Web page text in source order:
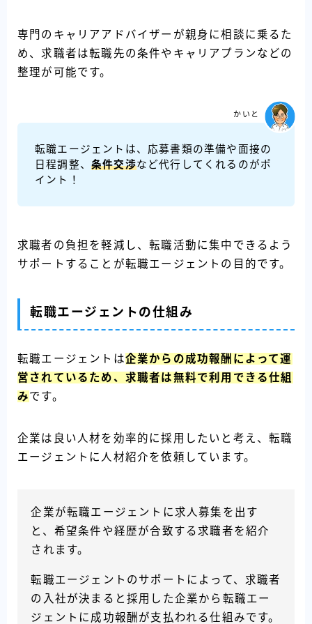
専門のキャリアアドバイザーが親身に相談に乗るた
め、求職者は転職先の条件やキャリアプランなどの
整理が可能です。
転職エージェントは、応募書類の準備や面接の
日程調整、 条件交渉など代行してくれるのがポ
イント！
かいと
求職者の負担を軽減し、転職活動に集中できるよう
サポートすることが転職エージェントの目的です。
転職エージェントの仕組み
転職エージェントは企業からの成功報酬によって運
営されているため、求職者は無料で利用でき る仕組
みです。
企業は良い人材を効率的に採用したいと考え、転職
エージェントに人材紹介を依頼しています。
企業が転職エージェントに求人募集を出す
と、希望条件や経歴が合致する求職者を紹介
されます。
転職エージェントのサポートによって、求職者
の入社が決まると採用した企業から転職エー
ジェントに成功報酬が支払われる仕組みです。